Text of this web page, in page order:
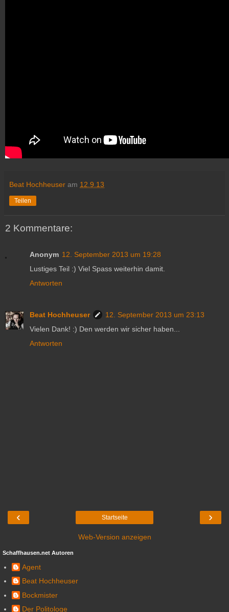
Beat Hochheuser am 12.9.13
Teilen
2 Kommentare:
Anonym 12. September 2013 um 19:28
Lustiges Teil :) Viel Spass weiterhin damit.
Antworten
Beat Hochheuser
12. September 2013 um 23:13
Vielen Dank! :) Den werden wir sicher haben...
Antworten
‹ ›
Startseite
Web-Version anzeigen
Schaffhausen.net Autoren
Agent
Beat Hochheuser
Bockmister
Der Politologe